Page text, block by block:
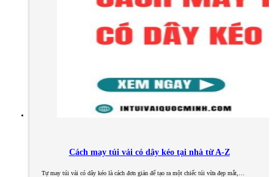
Cách may túi vải có dây kéo tại nhà từ A-Z
Tự may túi vải có dây kéo là cách đơn giản để tạo ra một chiếc túi vừa đẹp mắt,…